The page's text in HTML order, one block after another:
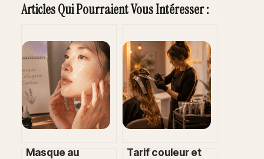
Articles Qui Pourraient Vous Intéresser :
Masque au
Tarif couleur et